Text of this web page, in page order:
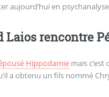
aujourd’hui en
Laios rencontre
Hippodamiemais c’est
a obtenu un fils nommé